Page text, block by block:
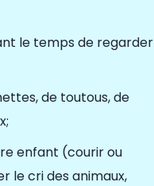
le temps de regarder
de toutous, de
enfant (courir ou
le cri des animaux,